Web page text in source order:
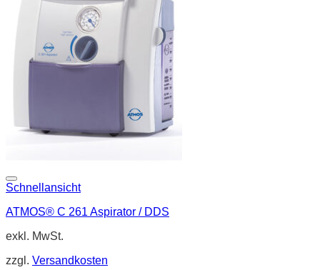
Schnellansicht
ATMOS® C 261 Aspirator / DDS
exkl. MwSt.
zzgl. Versandkosten